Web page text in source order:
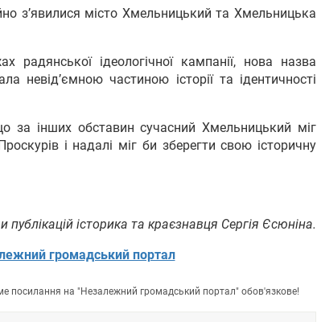
з’явилися місто Хмельницький та Хмельницька
ідеологічної кампанії, нова назва
невід’ємною частиною історії та ідентичності
інших обставин сучасний Хмельницький міг
і надалі міг би зберегти свою історичну
публікацій історика та краєзнавця Сергія Єсюніна.
громадський портал
посилання на "Незалежний громадський портал" обов'язкове!